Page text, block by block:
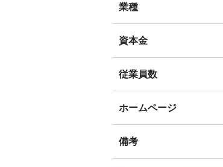
業種
資本金
従業員数
ホームページ
備考